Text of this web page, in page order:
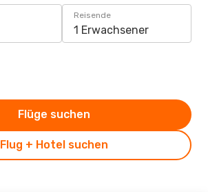
Reisende
1 Erwachsener
Flug + Hotel suchen
Flüge suchen